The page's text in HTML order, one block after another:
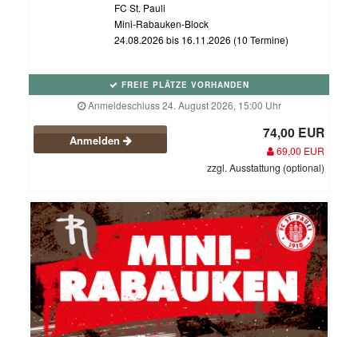
FC St. Pauli
Mini-Rabauken-Block
24.08.2026 bis 16.11.2026 (10 Termine)
FREIE PLÄTZE VORHANDEN
Anmeldeschluss 24. August 2026, 15:00 Uhr
Anmelden 74,00 EUR
69,00 EUR
zzgl. Ausstattung (optional)